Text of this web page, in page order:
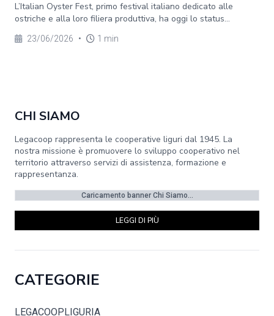
L’Italian Oyster Fest, primo festival italiano dedicato alle
ostriche e alla loro filiera produttiva, ha oggi lo status...
23/06/2026 • 1 min
CHI SIAMO
Legacoop rappresenta le cooperative liguri dal 1945. La
nostra missione è promuovere lo sviluppo cooperativo nel
territorio attraverso servizi di assistenza, formazione e
rappresentanza.
Caricamento banner Chi Siamo...
LEGGI DI PIÙ
CATEGORIE
LEGACOOPLIGURIA